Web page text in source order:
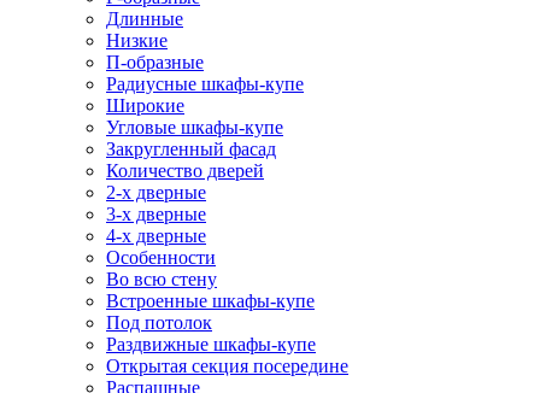
Длинные
Низкие
П-образные
Радиусные шкафы-купе
Широкие
Угловые шкафы-купе
Закругленный фасад
Количество дверей
2-х дверные
3-х дверные
4-х дверные
Особенности
Во всю стену
Встроенные шкафы-купе
Под потолок
Раздвижные шкафы-купе
Открытая секция посередине
Распашные